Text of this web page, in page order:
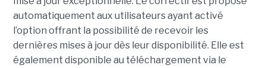
automatiquement aux utilisateurs ayant activé
l’option offrant la possibilité de recevoir les
dernières mises à jour dès leur disponibilité. Elle est
également disponible au téléchargement via le